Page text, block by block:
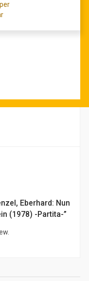
gmein
2trombone/Org
Eberhard: Nun
(1978) -Partita-”